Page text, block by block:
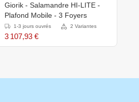
Giorik - Salamandre HI-LITE -
Plafond Mobile - 3 Foyers
1-3 jours ouvrés 2 Variantes
3 107,93 €